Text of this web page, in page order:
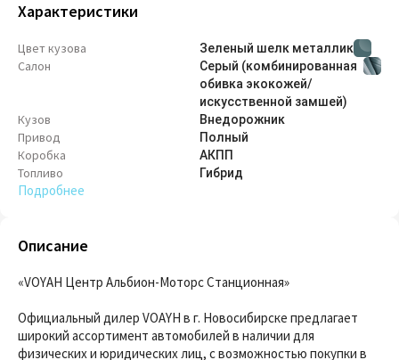
Характеристики
Цвет кузова Зеленый шелк металлик
Салон
Серый (комбинированная
обивка экокожей/
искусственной замшей)
Кузов Внедорож­ник
Привод Полный
Коробка АКПП
Топливо Гибрид
Подробнее
Описание
«VOYAH Центр Альбион-Моторс Станционная»
Официальный дилер VOAYH в г. Новосибирске предлагает
широкий ассортимент автомобилей в наличии для
физических и юридических лиц, с возможностью покупки в